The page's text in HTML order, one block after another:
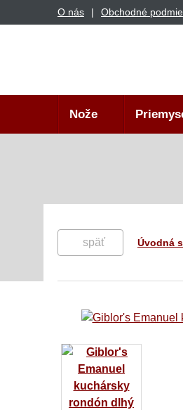
O nás Obchodné
Nože
späť Úvodná